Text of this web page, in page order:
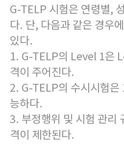
G-TELP 시험은 연령별,
다. 단, 다음과 같은 경우
있다.
1. G-TELP의 Level 1은
격이 주어진다.
2. G-TELP의 수시시험은
능하다.
3. 부정행위 및 시험 관리
격이 제한된다.